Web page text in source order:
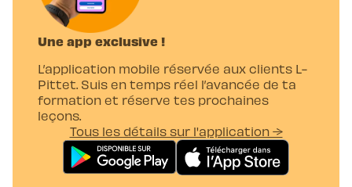
Une app exclusive !
L’application mobile réservée aux clients L-
Pittet. Suis en temps réel l’avancée de ta
formation et réserve tes prochaines
leçons.
Tous les détails sur l'application →